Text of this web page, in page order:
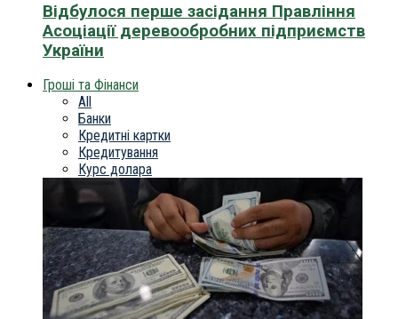
Відбулося перше засідання Правління
Асоціації деревообробних підприємств
України
Гроші та Фінанси
All
Банки
Кредитні картки
Кредитування
Курс долара